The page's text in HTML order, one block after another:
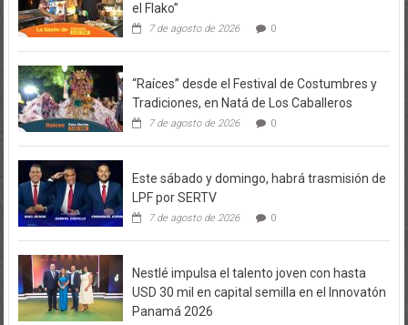
el Flako”
7 de agosto de 2026 0
“Raíces” desde el Festival de Costumbres y
Tradiciones, en Natá de Los Caballeros
7 de agosto de 2026 0
Este sábado y domingo, habrá trasmisión de
LPF por SERTV
7 de agosto de 2026 0
Nestlé impulsa el talento joven con hasta
USD 30 mil en capital semilla en el Innovatón
Panamá 2026